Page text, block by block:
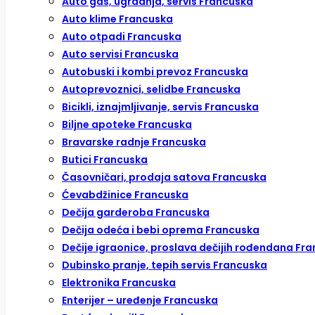
Auto klime Francuska
Auto otpadi Francuska
Auto servisi Francuska
Autobuski i kombi prevoz Francuska
Autoprevoznici, selidbe Francuska
Bicikli, iznajmljivanje, servis Francuska
Biljne apoteke Francuska
Bravarske radnje Francuska
Butici Francuska
Časovničari, prodaja satova Francuska
Ćevabdžinice Francuska
Dečija garderoba Francuska
Dečija odeća i bebi oprema Francuska
Dečije igraonice, proslava dečijih rođendana
Dubinsko pranje, tepih servis Francuska
Elektronika Francuska
Enterijer – uređenje Francuska